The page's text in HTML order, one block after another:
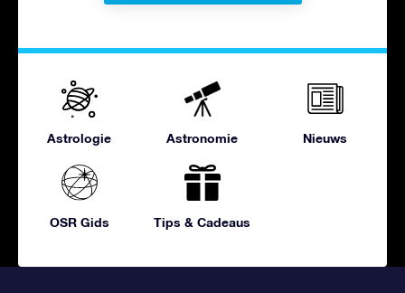
Astrologie Astronomie Nieuws
OSR Gids Tips & Cadeaus